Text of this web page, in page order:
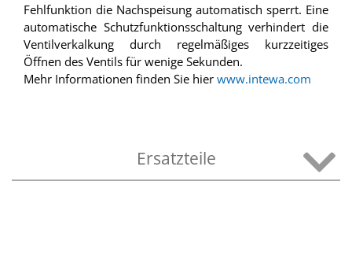
Fehlfunktion die Nachspeisung automatisch sperrt. Eine
automatische Schutzfunktionsschaltung verhindert die
Ventilverkalkung durch regelmäßiges kurzzeitiges
Öffnen des Ventils für wenige Sekunden.
Mehr Informationen finden Sie hierwww.intewa.com
Ersatzteile